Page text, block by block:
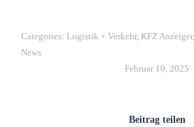
Categories: Logistik + Verkehr, KFZ Anzeiger,
News
Februar 10, 2025
Beitrag teilen